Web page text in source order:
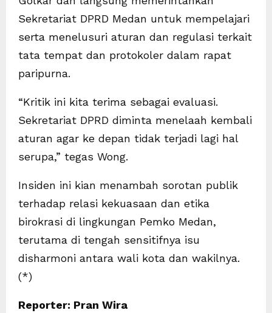
Sekretariat DPRD Medan untuk mempelajari
serta menelusuri aturan dan regulasi terkait
tata tempat dan protokoler dalam rapat
paripurna.
“Kritik ini kita terima sebagai evaluasi.
Sekretariat DPRD diminta menelaah kembali
aturan agar ke depan tidak terjadi lagi hal
serupa,” tegas Wong.
Insiden ini kian menambah sorotan publik
terhadap relasi kekuasaan dan etika
birokrasi di lingkungan Pemko Medan,
terutama di tengah sensitifnya isu
disharmoni antara wali kota dan wakilnya.
(*)
Reporter: Pran Wira